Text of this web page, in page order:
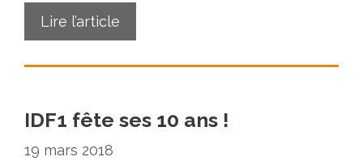
Lire l’article
IDF1 fête ses 10 ans !
19 mars 2018